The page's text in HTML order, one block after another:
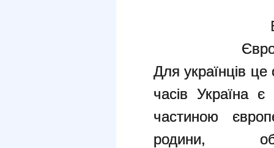
Для українців
часів Україна
частиною
родини,